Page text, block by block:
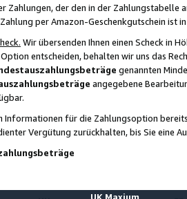
Zahlungen, der den in der
per Amazon-Geschenkgutschein ist
Wir übersenden Ihnen einen Scheck in
entscheiden, behalten wir uns das
genannten
angegebene
Informationen für die Zahlungsoption
Vergütung zurückhalten, bis Sie
UK Maxium